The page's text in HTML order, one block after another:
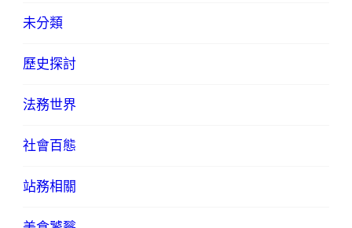
未分類
歷史探討
法務世界
社會百態
站務相關